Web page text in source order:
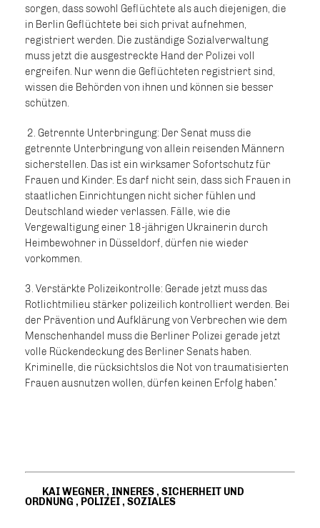
sorgen, dass sowohl Geflüchtete als auch diejenigen, die
in Berlin Geflüchtete bei sich privat aufnehmen,
registriert werden. Die zuständige Sozialverwaltung
muss jetzt die ausgestreckte Hand der Polizei voll
ergreifen. Nur wenn die Geflüchteten registriert sind,
wissen die Behörden von ihnen und können sie besser
schützen.
2. Getrennte Unterbringung: Der Senat muss die
getrennte Unterbringung von allein reisenden Männern
sicherstellen. Das ist ein wirksamer Sofortschutz für
Frauen und Kinder. Es darf nicht sein, dass sich Frauen in
staatlichen Einrichtungen nicht sicher fühlen und
Deutschland wieder verlassen. Fälle, wie die
Vergewaltigung einer 18-jährigen Ukrainerin durch
Heimbewohner in Düsseldorf, dürfen nie wieder
vorkommen.
3. Verstärkte Polizeikontrolle: Gerade jetzt muss das
Rotlichtmilieu stärker polizeilich kontrolliert werden. Bei
der Prävention und Aufklärung von Verbrechen wie dem
Menschenhandel muss die Berliner Polizei gerade jetzt
volle Rückendeckung des Berliner Senats haben.
Kriminelle, die rücksichtslos die Not von traumatisierten
Frauen ausnutzen wollen, dürfen keinen Erfolg haben.“
KAI WEGNER, INNERES, SICHERHEIT UND
ORDNUNG , POLIZEI, SOZIALES